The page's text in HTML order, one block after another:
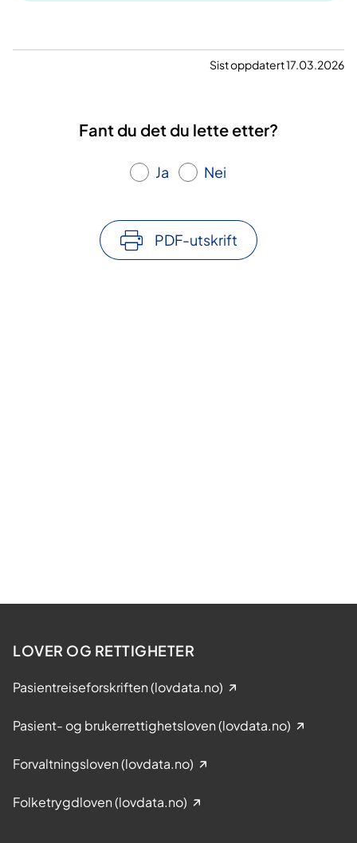
Sist oppdatert 17.03.2026
Fant du det du lette etter?
Ja Nei
PDF-utskrift
LOVER OG RETTIGHETER
Pasientreiseforskriften (lovdata.no)
Pasient- og brukerrettighetsloven (lovdata.no)
Forvaltningsloven (lovdata.no)
Folketrygdloven (lovdata.no)